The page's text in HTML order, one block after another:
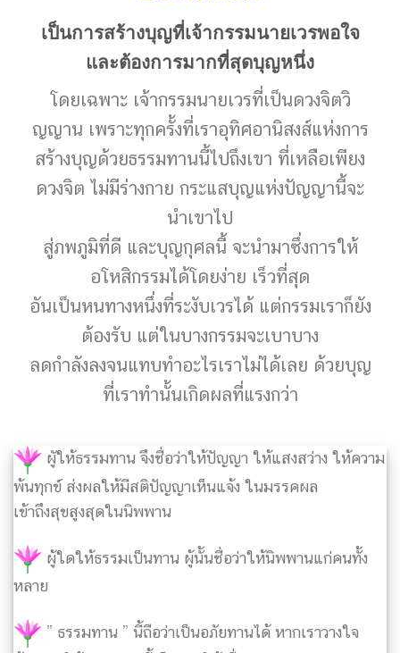
เป็นการสร้างบุญที่เจ้ากรรมนายเวรพอใจ
และต้องการมากที่สุดบุญหนึ่ง
โดยเฉพาะ เจ้ากรรมนายเวรที่เป็นดวงจิตวิ
ญญาน เพราะทุกครั้งที่เราอุทิศอานิสงส์แห่งการ
สร้างบุญด้วยธรรมทานนี้ไปถึงเขา ที่เหลือเพียง
ดวงจิต ไม่มีร่างกาย กระแสบุญแห่งปัญญานี้จะ
นำเขาไป
สู่ภพภูมิที่ดี และบุญกุศลนี้ จะนำมาซึ่งการให้
อโหสิกรรมได้โดยง่าย เร็วที่สุด
อันเป็นหนทางหนึ่งที่ระงับเวรได้ แต่กรรมเราก็ยัง
ต้องรับ แต่ในบางกรรมจะเบาบาง
ลดกำลังลงจนแทบทำอะไรเราไม่ได้เลย ด้วยบุญ
ที่เราทำนั้นเกิดผลที่แรงกว่า
ผูัให้ธรรมทาน จึงชื่อว่าให้ปัญญา ให้แสงสว่าง ให้ความ
พ้นทุกข์ ส่งผลให้มีสติปัญญาเห็นแจ้ง ในมรรคผล
เข้าถึงสุขสูงสุดในนิพพาน
ผู้ใดให้ธรรมเป็นทาน ผู้นั้นชื่อว่าให้นิพพานแก่คนทั้ง
หลาย
” ธรรมทาน ” นี้ถือว่าเป็นอภัยทานได้ หากเราวางใจ